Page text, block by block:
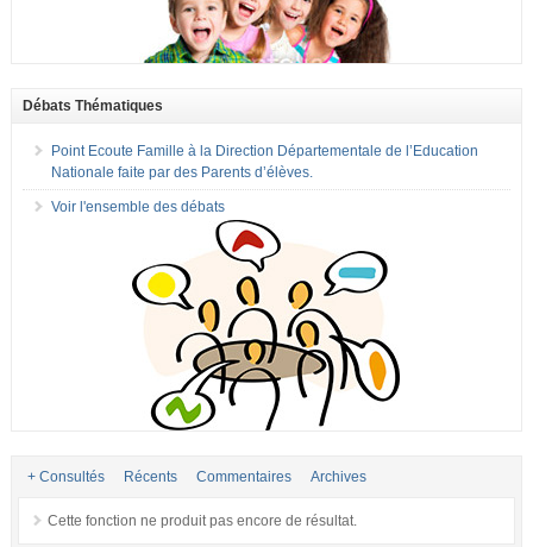
Débats Thématiques
Point Ecoute Famille à la Direction Départementale de l’Education
Nationale faite par des Parents d’élèves.
Voir l'ensemble des débats
+ Consultés Récents Commentaires Archives
Cette fonction ne produit pas encore de résultat.